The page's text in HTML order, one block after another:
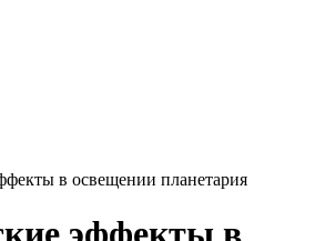
в освещении планетария